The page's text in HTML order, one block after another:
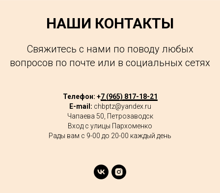
НАШИ КОНТАКТЫ
Свяжитесь с нами по поводу любых
вопросов по почте или в социальных сетях
Телефон: +7 (965) 817-18-21
E-mail: chbptz@yandex.ru
Чапаева 50, Петрозаводск
Вход с улицы Пархоменко
Рады вам с 9-00 до 20-00 каждый день